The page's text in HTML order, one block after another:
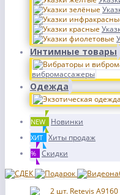
Интимные товары
вибромассажеры
Одежда
NEW Новинки
ХИТ Хиты продаж
% Скидки